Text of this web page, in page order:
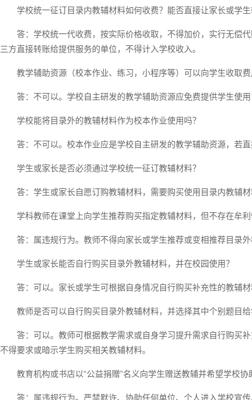
学校统一征订目录内教辅材料如何收费？能否直接让家长或学生
答：学校统一代收费，按实际价格收取，不得加价，实行无偿
三方直接转账给提供服务的单位，不得计入学校收入。
教学辅助资源（校本作业、练习，小程序等）可以向学生收取
答：不可以。学校自主研发的教学辅助资源应免费提供学生使
学校能将目录外的教辅材料作为校本作业使用吗？
答：不可以。校本作业应是学校自主研发的教学辅助资源，若
学生或家长是否必须通过学校统一征订教辅材料？
答：学生或家长自愿订购教辅材料，需要购买使用目录内教辅
学科教师在课堂上向学生推荐购买指定教辅材料，但不存在牟利
答：属违规行为。教师不得向家长或学生推荐或变相推荐目录外
学生或家长能否自行购买目录外教辅材料，并在校园使用？
答：可以。家长或学生可根据自身情况自行购买补充性的教辅
教师是否可以自行购买目录外教辅材料，并选择其中个别题目给
答：可以。教师可根据教学需求或自身学习提升需求自行购买
不得要求或暗示学生购买相关教辅材料。
教育机构或书店以“公益捐赠”名义向学生赠送教辅并希望学校协
答：属违规行为。严禁默许、协助任何单位、个人进入学校宣传